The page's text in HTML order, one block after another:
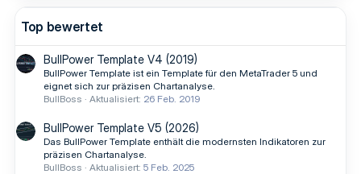
Top bewertet
BullPower Template V4 (2019)
BullPower Template ist ein Template für den MetaTrader 5 und
eignet sich zur präzisen Chartanalyse.
BullBoss
Aktualisiert: 26 Feb. 2019
BullPower Template V5 (2026)
Das BullPower Template enthält die modernsten Indikatoren zur
präzisen Chartanalyse.
BullBoss
Aktualisiert: 5 Feb. 2025